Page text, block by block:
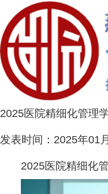
2025医院精细化管理
发表时间： 2025年01
2025医院精细化